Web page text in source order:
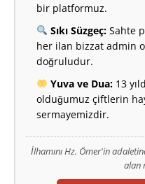
bir platformuz.
Sıkı Süzgeç:Sahte
her ilan bizzat admin
doğruludur.
Yuva ve Dua:13
olduğumuz çiftlerin
sermayemizdir.
İlhamını Hz. Ömer'in
alan